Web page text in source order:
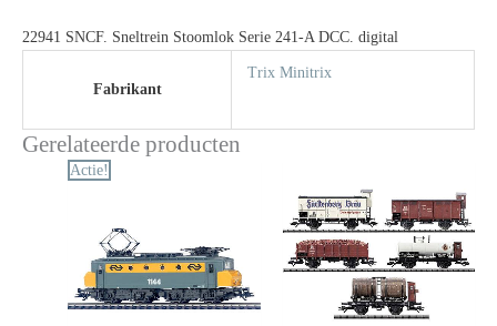
22941 SNCF. Sneltrein Stoomlok Serie 241-A DCC. digital
Fabrikant
Trix Minitrix
Gerelateerde producten
Actie!